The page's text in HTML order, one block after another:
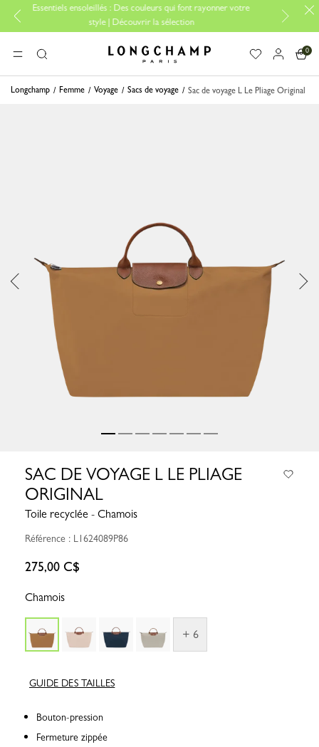
ensoleillés : Des couleurs qui font rayonner votre
style | Découvrir la sélection
Essentiels de
MENURechercher Longchamp - Accueil
0
Longchamp Femme Voyage Sacs de voyage Sac de voyage L Le Pliage Original
SAC DE VOYAGE L LE PLIAGE
ORIGINAL
Toile recyclée - Chamois
Référence : L1624089P86
275,00 C$
Chamois
+ 6
GUIDE DES TAILLES
Bouton-pression
Fermeture zippée